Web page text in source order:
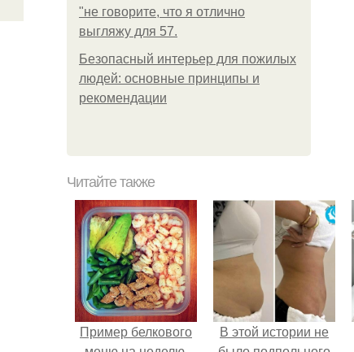
"не говорите, что я отлично
выгляжу для 57.
Безопасный интерьер для пожилых
людей: основные принципы и
рекомендации
Читайте также
Пример белкового
В этой истории не